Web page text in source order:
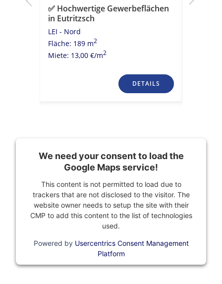
✅ Hochwertige Gewerbeflächen
in Eutritzsch
LEI - Nord
Fläche: 189 m2
Miete: 13,00 €/m2
DETAILS
We need your consent to load the
Google Maps service!
This content is not permitted to load due to
trackers that are not disclosed to the visitor. The
website owner needs to setup the site with their
CMP to add this content to the list of technologies
used.
Powered by Usercentrics Consent Management
Platform